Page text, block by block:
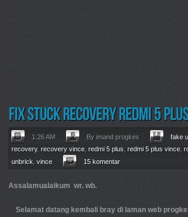
1:26 AM By imand progkes fake
recovery, recovery vince redmi 5 plus redmi 5 plus vince
unbrick vince 15 komentar
Assalamualaikum wr. wb.
Selamat datang kembali bray di laman web